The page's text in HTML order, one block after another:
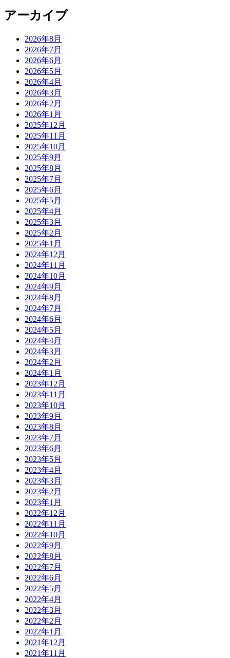
アーカイブ
2026年8月
2026年7月
2026年6月
2026年5月
2026年4月
2026年3月
2026年2月
2026年1月
2025年12月
2025年11月
2025年10月
2025年9月
2025年8月
2025年7月
2025年6月
2025年5月
2025年4月
2025年3月
2025年2月
2025年1月
2024年12月
2024年11月
2024年10月
2024年9月
2024年8月
2024年7月
2024年6月
2024年5月
2024年4月
2024年3月
2024年2月
2024年1月
2023年12月
2023年11月
2023年10月
2023年9月
2023年8月
2023年7月
2023年6月
2023年5月
2023年4月
2023年3月
2023年2月
2023年1月
2022年12月
2022年11月
2022年10月
2022年9月
2022年8月
2022年7月
2022年6月
2022年5月
2022年4月
2022年3月
2022年2月
2022年1月
2021年12月
2021年11月